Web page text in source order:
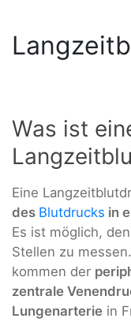
Was ist
Eine
des Blutdrucks in
Es ist möglich,
Stellen zu
kommen der
zentrale
Lungenarterie in